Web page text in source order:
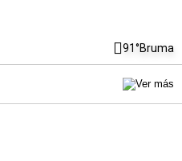
91°Bruma